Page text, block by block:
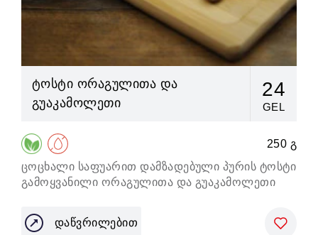
ტოსტი ორაგულითა და
გუაკამოლეთი
24
GEL
250 გ
ცოცხალი საფუარით დამზადებული პურის ტოსტი
გამოყვანილი ორაგულითა და გუაკამოლეთი
დაწვრილებით